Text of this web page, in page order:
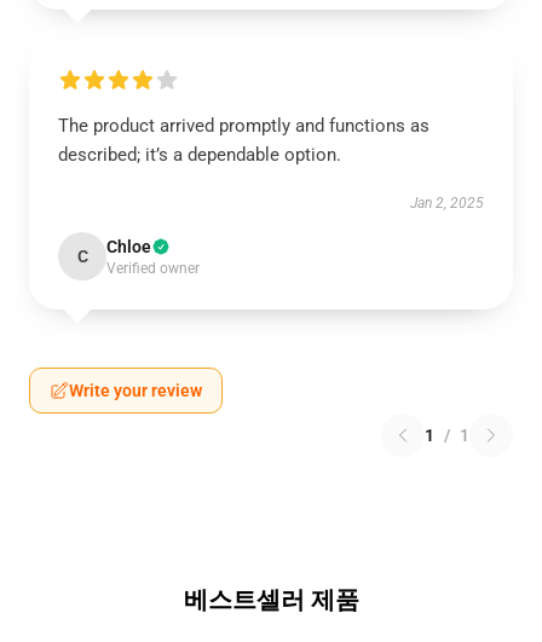
The product arrived promptly and functions as
described; it’s a dependable option.
Jan 2, 2025
C Chloe
Verified owner
Write your review
1 / 1
베스트셀러 제품